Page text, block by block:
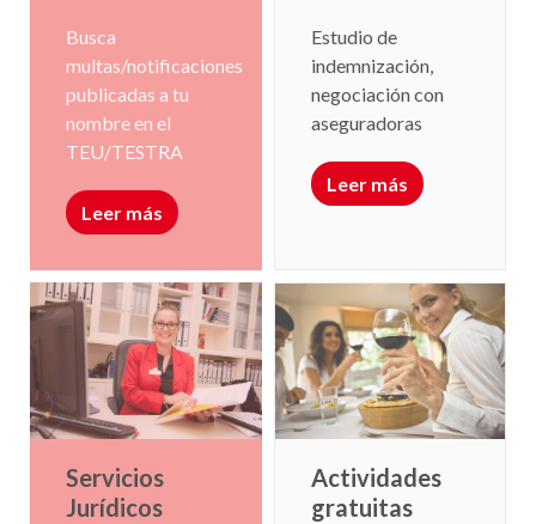
Busca
multas/notificaciones
publicadas a tu
nombre en el
TEU/TESTRA
Leer más
Estudio de
indemnización,
negociación con
aseguradoras
Leer más
Servicios
Jurídicos
Actividades
gratuitas